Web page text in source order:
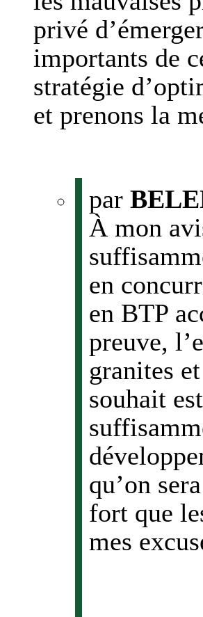
privé
importants de
stratégie
et prenons la
par
À mon
en
en BTP
preuve,
granites
souhait
qu’on
fort que
mes